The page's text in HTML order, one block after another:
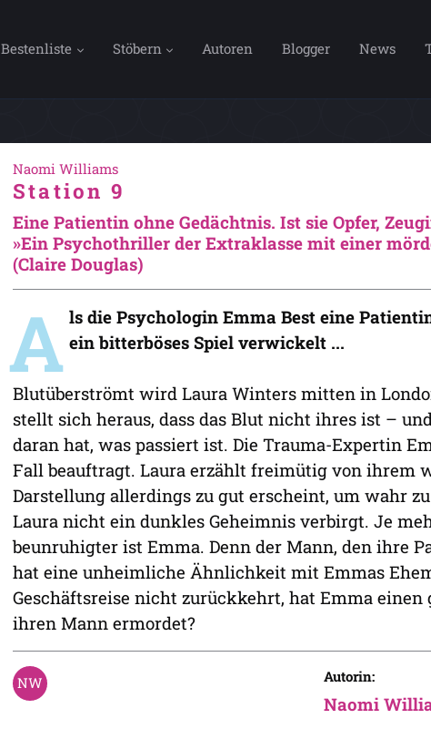
Bestenliste Stöbern Autoren Blogger News
Naomi Williams
Station 9
Eine Patientin ohne Gedächtnis. Ist sie Opfer,
»Ein Psychothriller der Extraklasse mit einer
(Claire Douglas)
A ls die Psychologin Emma Best eine
ein bitterböses Spiel verwickelt ...
Blutüberströmt wird Laura Winters mitten in
stellt sich heraus, dass das Blut nicht ihres ist –
daran hat, was passiert ist. Die Trauma-Expertin
Fall beauftragt. Laura erzählt freimütig von ihrem
Darstellung allerdings zu gut erscheint, um wahr
Laura nicht ein dunkles Geheimnis verbirgt. Je
beunruhigter ist Emma. Denn der Mann, den ihre
hat eine unheimliche Ähnlichkeit mit Emmas
Geschäftsreise nicht zurückkehrt, hat Emma einen
ihren Mann ermordet?
Autorin:
Naomi